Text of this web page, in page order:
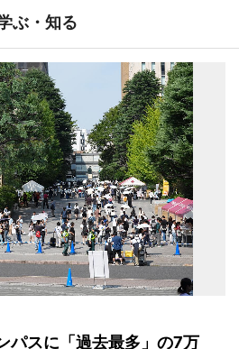
ぶ・知る
パスに「過去最多」の7万